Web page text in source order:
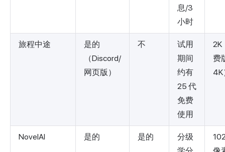
息/3
小时
旅程中途
是的
（Discord/
网页版）
不
试用
期间
约有
25 代
免费
使用
2K
费
4K
NovelAI 是的 是的
分级